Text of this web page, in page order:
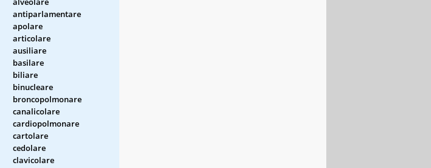
antiparlamentare
apolare
articolare
ausiliare
basilare
biliare
binucleare
broncopolmonare
canalicolare
cardiopolmonare
cartolare
cedolare
clavicolare